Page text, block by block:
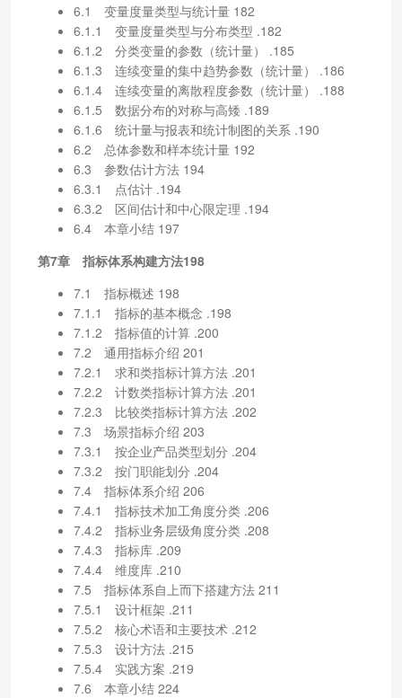
6.1 变量度量类型与统计量 182
6.1.1 变量度量类型与分布类型 .182
6.1.2 分类变量的参数（统计量） .185
6.1.3 连续变量的集中趋势参数（统计量） .186
6.1.4 连续变量的离散程度参数（统计量） .188
6.1.5 数据分布的对称与高矮 .189
6.1.6 统计量与报表和统计制图的关系 .190
6.2 总体参数和样本统计量 192
6.3 参数估计方法 194
6.3.1 点估计 .194
6.3.2 区间估计和中心限定理 .194
6.4 本章小结 197
第7章 指标体系构建方法198
7.1 指标概述 198
7.1.1 指标的基本概念 .198
7.1.2 指标值的计算 .200
7.2 通用指标介绍 201
7.2.1 求和类指标计算方法 .201
7.2.2 计数类指标计算方法 .201
7.2.3 比较类指标计算方法 .202
7.3 场景指标介绍 203
7.3.1 按企业产品类型划分 .204
7.3.2 按门职能划分 .204
7.4 指标体系介绍 206
7.4.1 指标技术加工角度分类 .206
7.4.2 指标业务层级角度分类 .208
7.4.3 指标库 .209
7.4.4 维度库 .210
7.5 指标体系自上而下搭建方法 211
7.5.1 设计框架 .211
7.5.2 核心术语和主要技术 .212
7.5.3 设计方法 .215
7.5.4 实践方案 .219
7.6 本章小结 224